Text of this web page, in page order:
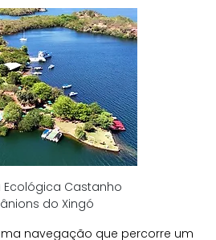
Ecológica Castanho
do Xingó
navegação que percorre um